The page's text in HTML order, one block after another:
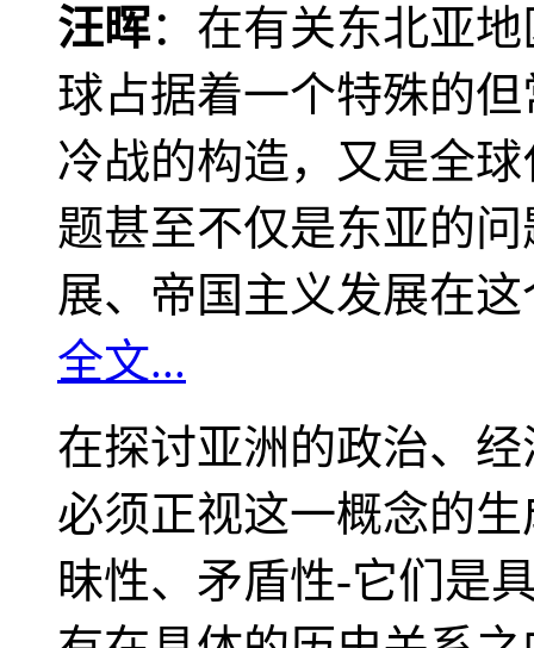
汪晖：在有关东北亚
球占据着一个特殊的
冷战的构造，又是全
题甚至不仅是东亚的
展、帝国主义发展在
全文...
在探讨亚洲的政治、
必须正视这一概念的
昧性、矛盾性-它们是